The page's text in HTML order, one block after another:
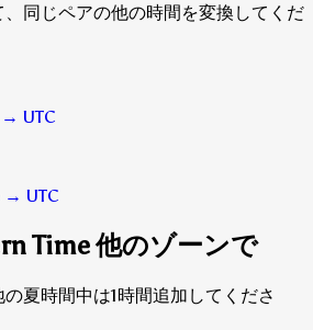
同じペアの他の時間を変換してくだ
→ UTC
→ UTC
Time 他のゾーンで
夏時間中は1時間追加してくださ